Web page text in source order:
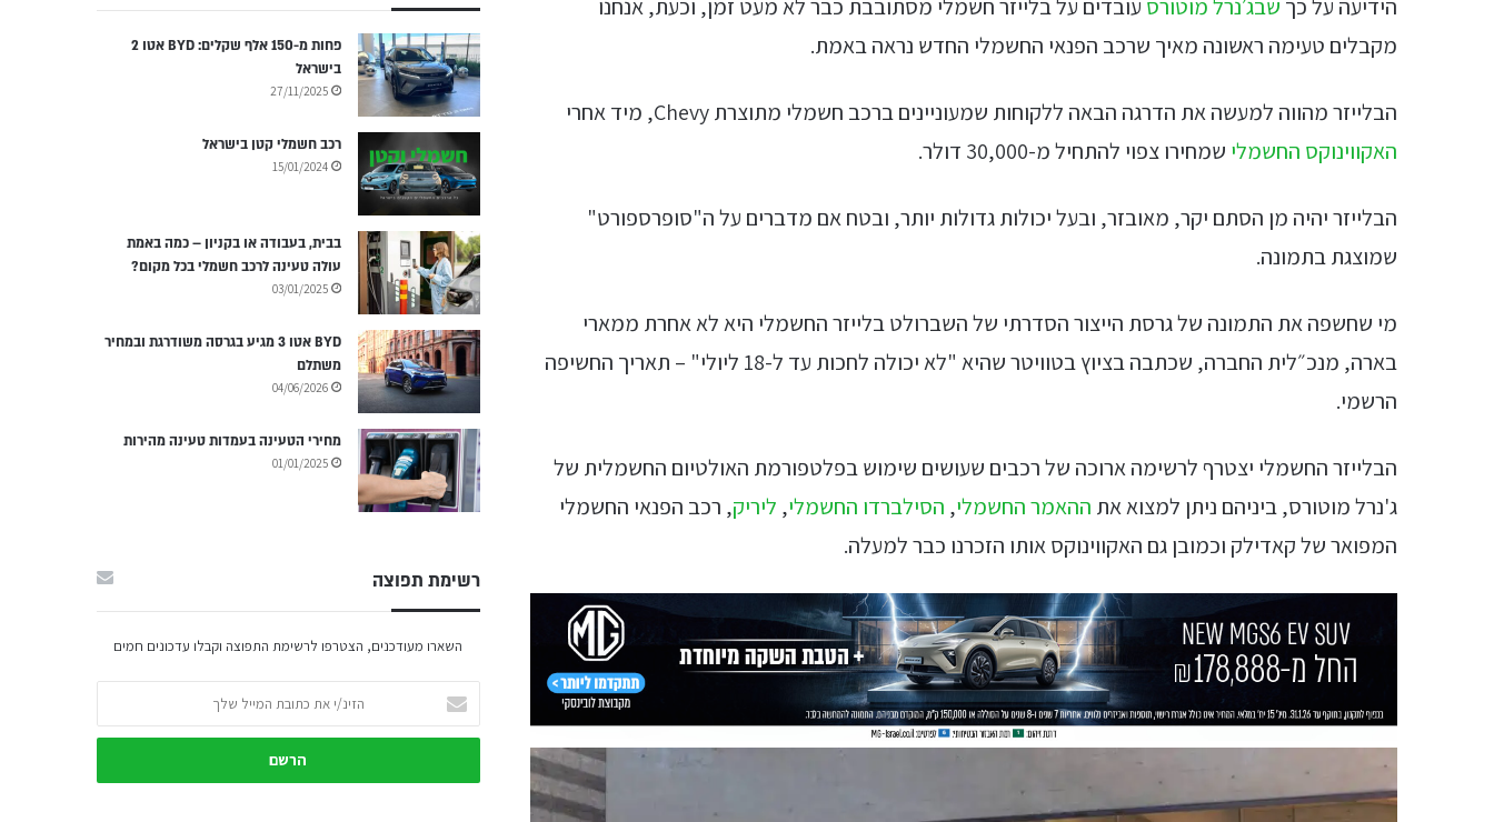
הידיעה על כך שבג׳נרל מוטורס עובדים על בלייזר חשמלי מסתובבת כבר לא מעט זמן, וכעת, אנחנו
מקבלים טעימה ראשונה מאיך שרכב הפנאי החשמלי החדש נראה באמת.
הבלייזר מהווה למעשה את הדרגה הבאה ללקוחות שמעוניינים ברכב חשמלי מתוצרת Chevy, מיד אחרי
האקווינוקס החשמלי שמחירו צפוי להתחיל מ-30,000 דולר.
הבלייזר יהיה מן הסתם יקר, מאובזר, ובעל יכולות גדולות יותר, ובטח אם מדברים על ה"סופרספורט"
שמוצגת בתמונה.
מי שחשפה את התמונה של גרסת הייצור הסדרתי של השברולט בלייזר החשמלי היא לא אחרת ממארי
בארה, מנכ״לית החברה, שכתבה בציוץ בטוויטר שהיא "לא יכולה לחכות עד ל-18 ליולי" – תאריך החשיפה
הרשמי.
הבלייזר החשמלי יצטרף לרשימה ארוכה של רכבים שעושים שימוש בפלטפורמת האולטיום החשמלית של
ג'נרל מוטורס, ביניהם ניתן למצוא את ההאמר החשמלי, הסילברדו החשמלי, ליריק, רכב הפנאי החשמלי
המפואר של קאדילק וכמובן גם האקווינוקס אותו הזכרנו כבר למעלה.
פחות מ-150 אלף שקלים: BYD אטו 2
בישראל
27/11/2025
רכב חשמלי קטן בישראל
15/01/2024
בבית, בעבודה או בקניון – כמה באמת
עולה טעינה לרכב חשמלי בכל מקום?
03/01/2025
BYD אטו 3 מגיע בגרסה משודרגת ובמחיר
משתלם
04/06/2026
מחירי הטעינה בעמדות טעינה מהירות
01/01/2025
רשימת תפוצה
השארו מעודכנים, הצטרפו לרשימת התפוצה וקבלו עדכונים חמים
את
כתובת
שלך